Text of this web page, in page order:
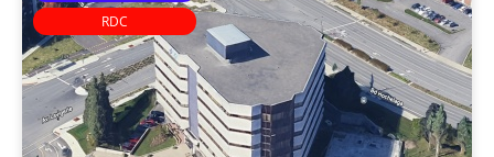
RDC
Les Immeubles Dupont